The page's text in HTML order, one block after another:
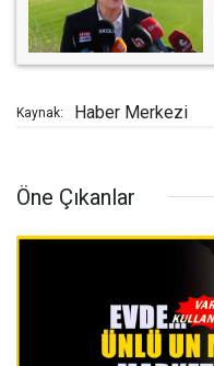
Kaynak: Haber Merkezi
Öne Çıkanlar